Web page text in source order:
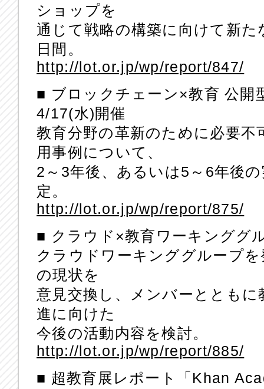
ショップを
通じて戦略の構築に向けて新
日間。
http://lot.or.jp/wp/report/847/
■ ブロックチェーン×教育 公
4/17(水)開催
教育分野の革新のために必要
用事例について、
2～3年後、あるいは5～6年後
定。
http://lot.or.jp/wp/report/875/
■ クラウド×教育ワーキンググ
クラウドワーキンググループ
の現状を
意見交換し、メンバーととも
進に向けた
今後の活動内容を検討。
http://lot.or.jp/wp/report/885/
■ 超教育展レポート「Khan